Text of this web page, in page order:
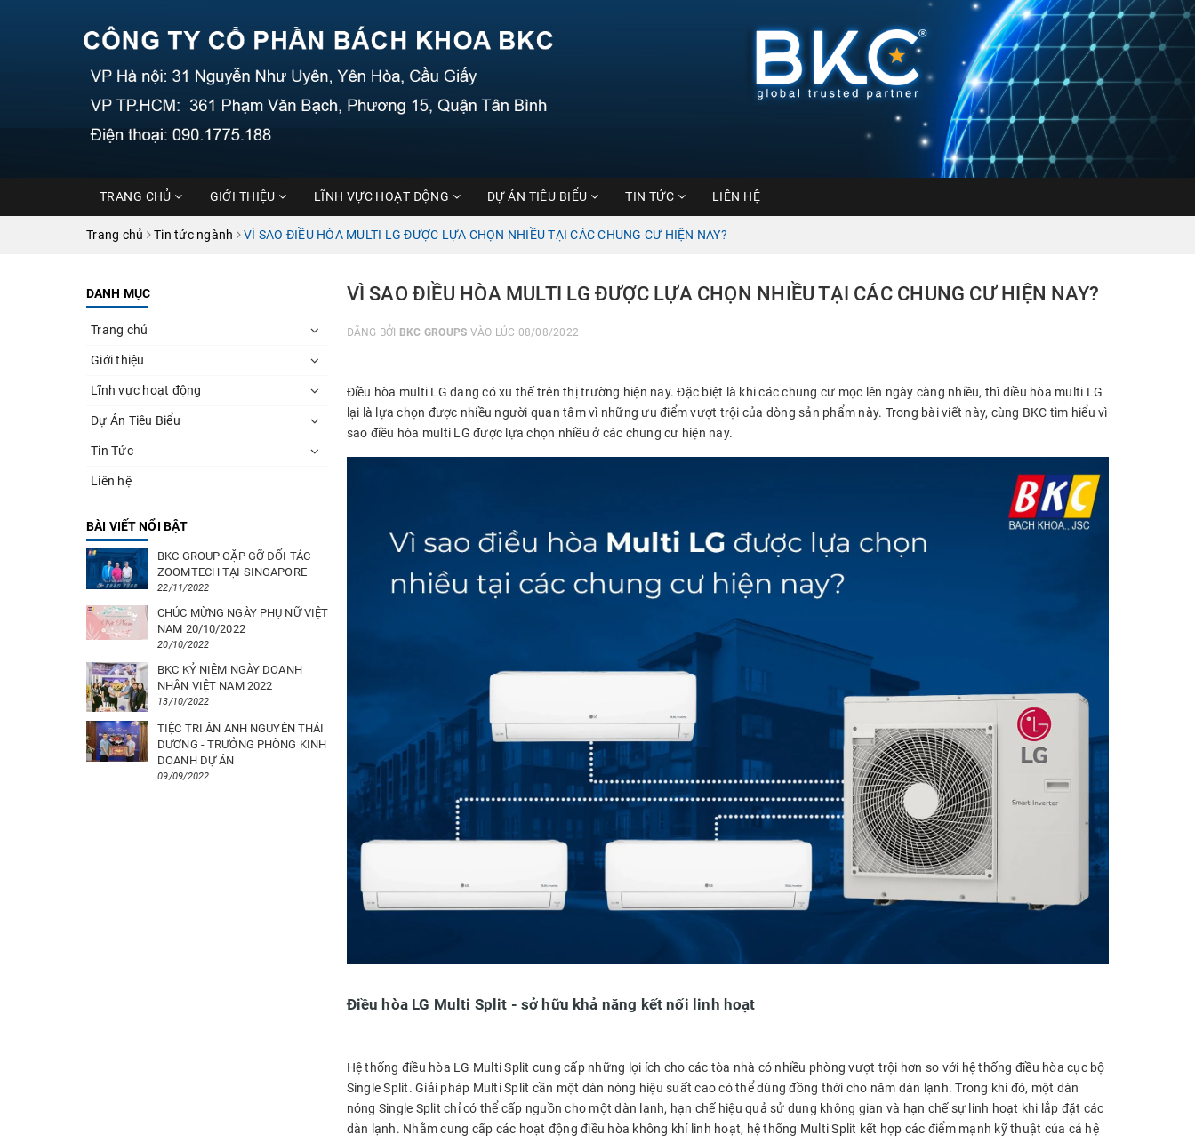
TRANG CHỦ GIỚI THIỆU LĨNH VỰC HOẠT ĐỘNG DỰ ÁN TIÊU BIỂU TIN TỨC LIÊN HỆ
Trang chủ Tin tức ngành VÌ SAO ĐIỀU HÒA MULTI LG ĐƯỢC LỰA CHỌN NHIỀU TẠI CÁC CHUNG CƯ HIỆN NAY?
VÌ SAO ĐIỀU HÒA MULTI LG ĐƯỢC LỰA CHỌN NHIỀU TẠI CÁC CHUNG CƯ HIỆN NAY?
ĐĂNG BỞI BKC GROUPS VÀO LÚC 08/08/2022
Điều hòa multi LG đang có xu thế trên thị trường hiện nay. Đặc biệt là khi các chung cư mọc lên ngày càng nhiều, thì điều hòa multi LG
lại là lựa chọn được nhiều người quan tâm vì những ưu điểm vượt trội của dòng sản phẩm này. Trong bài viết này, cùng BKC tìm hiểu vì
sao điều hòa multi LG được lựa chọn nhiều ở các chung cư hiện nay.
Điều hòa LG Multi Split - sở hữu khả năng kết nối linh hoạt
Hệ thống điều hòa LG Multi Split cung cấp những lợi ích cho các tòa nhà có nhiều phòng vượt trội hơn so với hệ thống điều hòa cục bộ
Single Split. Giải pháp Multi Split cần một dàn nóng hiệu suất cao có thể dùng đồng thời cho năm dàn lạnh. Trong khi đó, một dàn
nóng Single Split chỉ có thể cấp nguồn cho một dàn lạnh, hạn chế hiệu quả sử dụng không gian và hạn chế sự linh hoạt khi lắp đặt các
dàn lạnh. Nhằm cung cấp các hoạt động điều hòa không khí linh hoạt, hệ thống Multi Split kết hợp các điểm mạnh kỹ thuật của cả hệ
DANH MỤC
Trang chủ
Giới thiệu
Lĩnh vực hoạt động
Dự Án Tiêu Biểu
Tin Tức
Liên hệ
BÀI VIẾT NỔI BẬT
BKC GROUP GẶP GỠ ĐỐI TÁC
ZOOMTECH TẠI SINGAPORE
22/11/2022
CHÚC MỪNG NGÀY PHỤ NỮ VIỆT
NAM 20/10/2022
20/10/2022
BKC KỶ NIỆM NGÀY DOANH
NHÂN VIỆT NAM 2022
13/10/2022
TIỆC TRI ÂN ANH NGUYÊN THÁI
DƯƠNG - TRƯỞNG PHÒNG KINH
DOANH DỰ ÁN
09/09/2022